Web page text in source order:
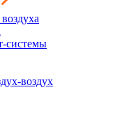
системы
воздух